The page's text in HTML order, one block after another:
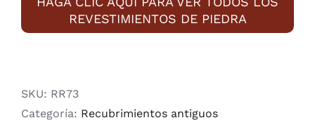
REVESTIMIENTOS DE PIEDRA
SKU: RR73
Categoría: Recubrimientos antiguos